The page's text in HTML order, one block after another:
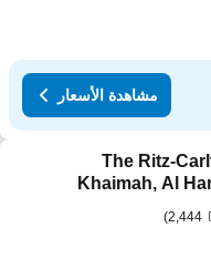
مشاهدة الأسعار
Add to
The Ritz-
Khaimah, Al
2,444